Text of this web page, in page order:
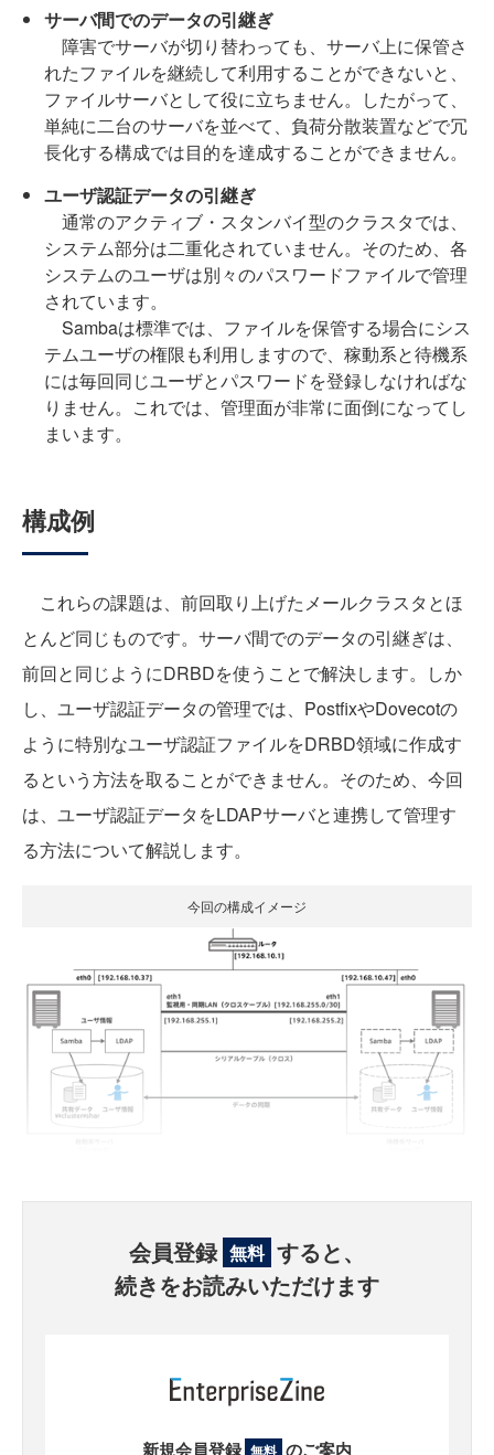
サーバ間でのデータの引継ぎ
障害でサーバが切り替わっても、サーバ上に保管さ
れたファイルを継続して利用することができないと、
ファイルサーバとして役に立ちません。したがって、
単純に二台のサーバを並べて、負荷分散装置などで冗
長化する構成では目的を達成することができません。
ユーザ認証データの引継ぎ
通常のアクティブ・スタンバイ型のクラスタでは、
システム部分は二重化されていません。そのため、各
システムのユーザは別々のパスワードファイルで管理
されています。
Sambaは標準では、ファイルを保管する場合にシス
テムユーザの権限も利用しますので、稼動系と待機系
には毎回同じユーザとパスワードを登録しなければな
りません。これでは、管理面が非常に面倒になってし
まいます。
構成例
これらの課題は、前回取り上げたメールクラスタとほ
とんど同じものです。サーバ間でのデータの引継ぎは、
前回と同じようにDRBDを使うことで解決します。しか
し、ユーザ認証データの管理では、PostfixやDovecotの
ように特別なユーザ認証ファイルをDRBD領域に作成す
るという方法を取ることができません。そのため、今回
は、ユーザ認証データをLDAPサーバと連携して管理す
る方法について解説します。
今回の構成イメージ
会員登録 無料 すると、
続きをお読みいただけます
新規会員登録 無料 のご案内